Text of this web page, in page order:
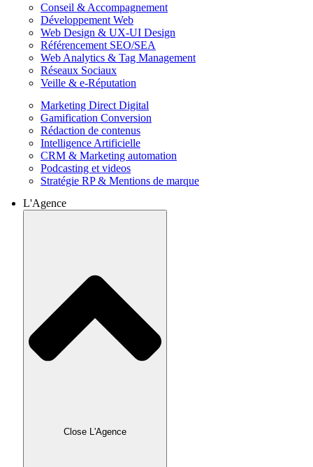
Conseil & Accompagnement
Développement Web
Web Design & UX-UI Design
Référencement SEO/SEA
Web Analytics & Tag Management
Réseaux Sociaux
Veille & e-Réputation
Marketing Direct Digital
Gamification Conversion
Rédaction de contenus
Intelligence Artificielle
CRM & Marketing automation
Podcasting et videos
Stratégie RP & Mentions de marque
L'Agence
Close L'Agence